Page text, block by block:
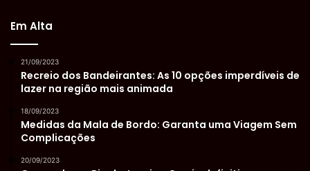
Em Alta
21/09/2023
Recreio dos Bandeirantes: As 10 opções imperdíveis de
lazer na região mais animada
18/09/2023
Medidas da Mala de Bordo: Garanta uma Viagem Sem
Complicações
20/09/2023